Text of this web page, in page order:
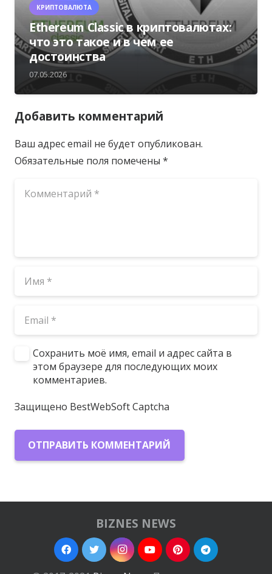
КРИПТОВАЛЮТА
Ethereum Classic в криптовалютах:
что это такое и в чем ее
достоинства
07.05.2026
Добавить комментарий
Ваш адрес email не будет опубликован.
Обязательные поля помечены *
Сохранить моё имя, email и адрес сайта в
этом браузере для последующих моих
комментариев.
Защищено BestWebSoft Captcha
ОТПРАВИТЬ КОММЕНТАРИЙ
BIZNES NEWS